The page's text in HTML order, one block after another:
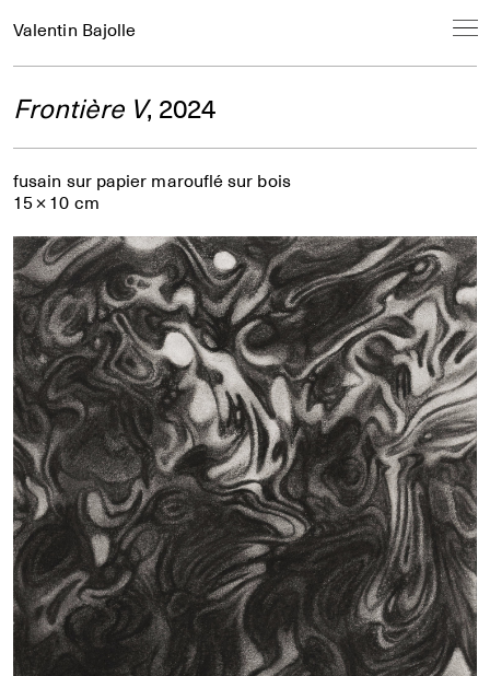
Valentin Bajolle
Frontière V, 2024
fusain sur papier marouflé sur bois
15 × 10 cm